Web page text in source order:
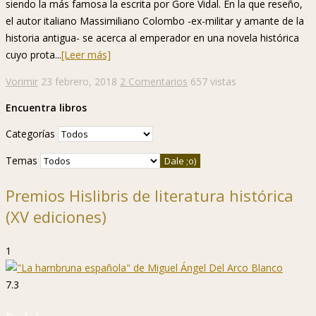
siendo la más famosa la escrita por Gore Vidal. En la que reseño,
el autor italiano Massimiliano Colombo -ex-militar y amante de la
historia antigua- se acerca al emperador en una novela histórica
cuyo prota...[Leer más]
Vorimir 23 febrero, 2018 2 Comentarios 657 vistas
Encuentra libros
Categorías
Temas
Premios Hislibris de literatura histórica
(XV ediciones)
1
7.3